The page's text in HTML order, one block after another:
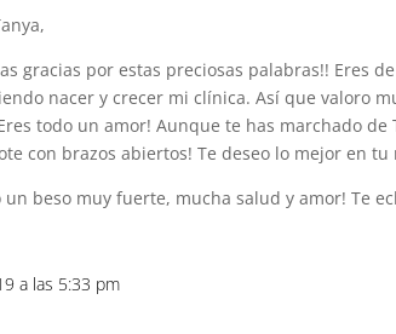
gracias por estas preciosas palabras!! Eres
nacer y crecer mi clínica. Así que valoro
todo un amor! Aunque te has marchado
con brazos abiertos! Te deseo lo mejor en
un beso muy fuerte, mucha salud y amor! Te
a las 5:33 pm